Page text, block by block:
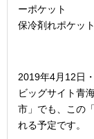
ーポケット
保冷剤れポケッ
2019年4月12日
ビッグサイト青
市」でも、この
れる予定です。